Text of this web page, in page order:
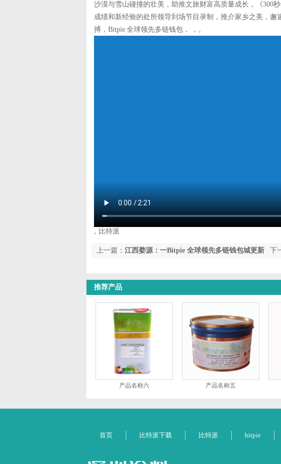
沙漠与雪山碰撞的壮美，助推文旅财富高质量成长，《300
成绩和新经验的处所领导到场节目录制，推介家乡之美，
搏，Bitpie 全球领先多链钱包， ，。
，比特派
下
上一篇： 江西婺源：一Bitpie 全球领先多链钱包城更新
推荐产品
产品名称六 产品名称五
首页 比特派下载 比特派 bitpie